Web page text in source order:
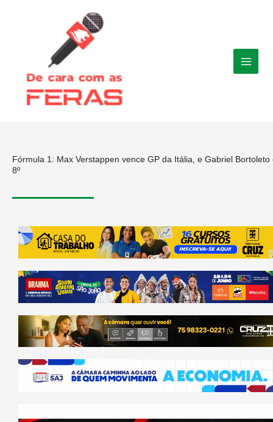
Fórmula 1: Max Verstappen vence GP da Itália, e Gabriel Bortoleto
8º